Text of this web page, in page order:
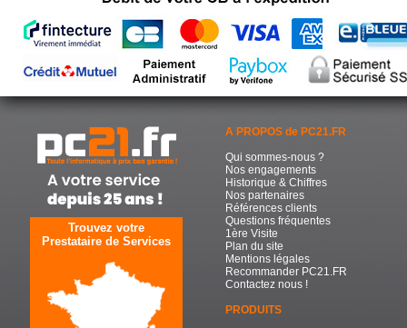
Trouvez votre
Prestataire de Services
A PROPOS de PC21.FR
Qui sommes-nous ?
Nos engagements
Historique & Chiffres
Nos partenaires
Références clients
Questions fréquentes
1ère Visite
Plan du site
Mentions légales
Recommander PC21.FR
Contactez nous !
PRODUITS